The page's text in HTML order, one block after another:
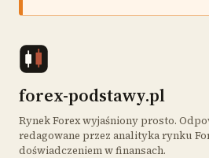
forex-podstawy.pl
Rynek Forex wyjaśniony prosto.
redagowane przez analityka rynku
doświadczeniem w finansach.